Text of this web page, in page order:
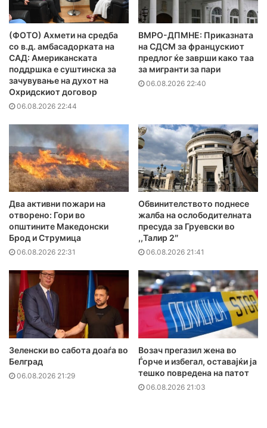
(ФОТО) Ахмети на средба
со в.д. амбасадорката на
САД: Американската
поддршка е суштинска за
зачувување на духот на
Охридскиот договор
06.08.2026 22:44
ВМРО-ДПМНЕ: Приказната
на СДСМ за францускиот
предлог ќе заврши како таа
за мигранти за пари
06.08.2026 22:40
Два активни пожари на
отворено: Гори во
општините Македонски
Брод и Струмица
06.08.2026 22:31
Обвинителството поднесе
жалба на ослободителната
пресуда за Груевски во
,,Талир 2″
06.08.2026 21:41
Зеленски во сабота доаѓа во
Белград
06.08.2026 21:29
Возач прегазил жена во
Ѓорче и избегал, оставајќи ја
тешко повредена на патот
06.08.2026 21:03